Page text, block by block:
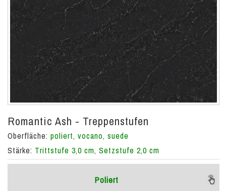
Romantic Ash - Treppenstufen
Oberfläche: poliert, vocano, suede
Stärke: Trittstufe 3,0 cm, Setzstufe 2,0 cm
Poliert